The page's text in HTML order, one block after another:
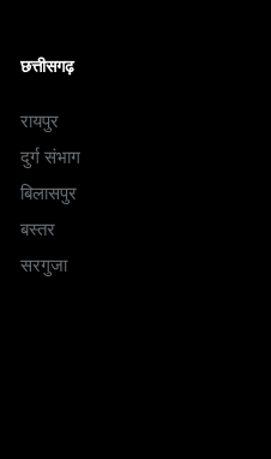
छत्तीसगढ़
रायपुर
दुर्ग संभाग
बिलासपुर
बस्तर
सरगुजा